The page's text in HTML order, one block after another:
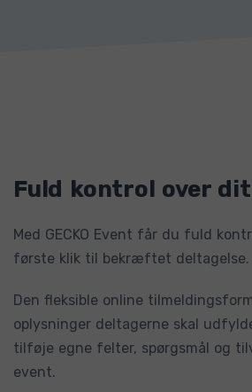
Fuld kontrol over
Med GECKO Event får du fuld
første klik til bekræftet deltagelse.
Den fleksible online
oplysninger deltagerne skal
tilføje egne felter, spørgsmål og
event.